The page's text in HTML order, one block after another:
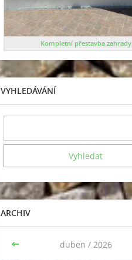
Kompletní přestavba zahrady
VYHLEDÁVÁNÍ
ARCHIV
<< duben / 2026